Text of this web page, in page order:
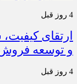
4 روز قبل
ارتقای
و توسعه
4 روز قبل